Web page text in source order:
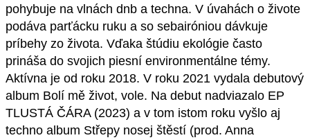
pohybuje na vlnách dnb a techna. V úvahách o živote
podáva parťácku ruku a so sebairóniou dávkuje
príbehy zo života. Vďaka štúdiu ekológie často
prináša do svojich piesní environmentálne témy.
Aktívna je od roku 2018. V roku 2021 vydala debutový
album Bolí mě život, vole. Na debut nadviazalo EP
TLUSTÁ ČÁRA (2023) a v tom istom roku vyšlo aj
techno album Střepy nosej štěstí (prod. Anna